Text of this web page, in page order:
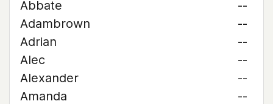
Abbate
--
Adambrown
--
Adrian
--
Alec
--
Alexander
--
Amanda
--